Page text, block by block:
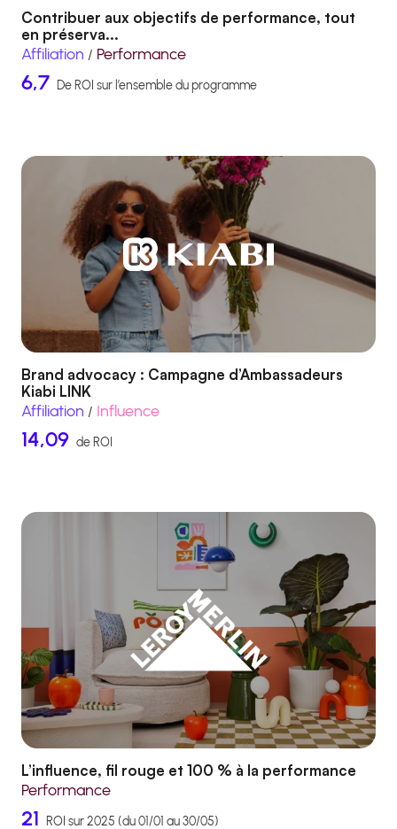
Contribuer aux objectifs de performance, tout
en préserva...
Affiliation / Performance
6,7 De ROI sur l’ensemble du programme
Brand advocacy : Campagne d’Ambassadeurs
Kiabi LINK
Affiliation / Influence
14,09 de ROI
L’influence, fil rouge et 100 % à la performance
Performance
21 ROI sur 2025 (du 01/01 au 30/05)